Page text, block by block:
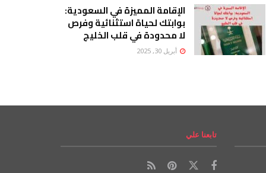
الإقامة المميزة في السعودية:
بوابتك لحياة استثنائية وفرص
لا محدودة في قلب الخليج
أبريل 30, 2025
تابعنا علي